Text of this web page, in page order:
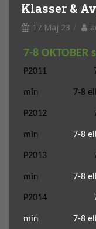
Klasser &
17 Maj 23
7-8 OKTOBER
P2011
min 7-8
P2012
min 7-8
P2013
min 7-8
P2014
min 7-8